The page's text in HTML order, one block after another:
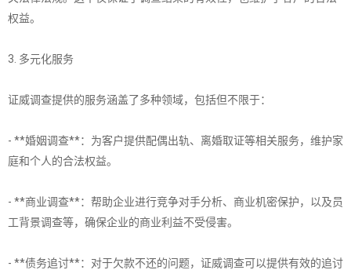
权益。
3. 多元化服务
证威调查提供的服务涵盖了多种领域，包括但不限于：
- **婚姻调查**：为客户提供配偶出轨、离婚取证等相关服务，维护家
庭和个人的合法权益。
- **商业调查**：帮助企业进行竞争对手分析、商业机密保护，以及员
工背景调查等，确保企业的商业利益不受侵害。
- **债务追讨**：对于欠款不还的问题，证威调查可以提供有效的追讨